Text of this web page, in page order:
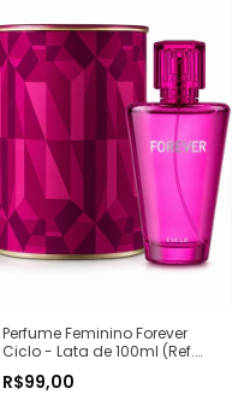
Perfume Feminino Forever
Ciclo - Lata de 100ml (Ref.
Spears)
R$99,00